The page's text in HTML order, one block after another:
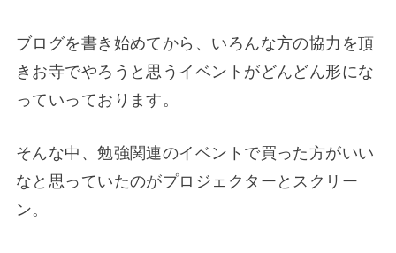
ブログを書き始めてから、いろんな方の協力を頂
きお寺でやろうと思うイベントがどんどん形にな
っていっております。
そんな中、勉強関連のイベントで買った方がいい
なと思っていたのがプロジェクターとスクリー
ン。